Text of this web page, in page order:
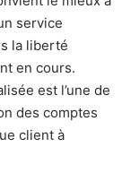
service
la liberté
en cours.
est l’une de
des comptes
client à